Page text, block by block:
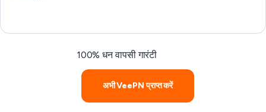
100% धन वापसी गारंटी
अभी VeePN प्राप्त करें